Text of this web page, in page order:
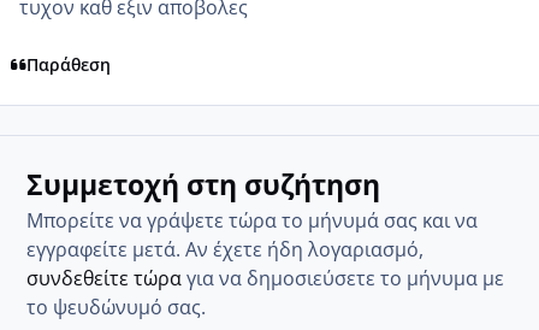
τυχον καθ εξιν αποβολες
Παράθεση
Συμμετοχή στη συζήτηση
Μπορείτε να γράψετε τώρα το μήνυμά σας και να
εγγραφείτε μετά. Αν έχετε ήδη λογαριασμό,
συνδεθείτε τώραγια να δημοσιεύσετε το μήνυμα με
το ψευδώνυμό σας.